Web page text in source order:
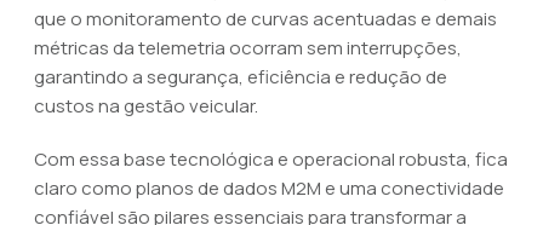
que o monitoramento de curvas acentuadas e demais
métricas da telemetria ocorram sem interrupções,
garantindo a segurança, eficiência e redução de
custos na gestão veicular.
Com essa base tecnológica e operacional robusta, fica
claro como planos de dados M2M e uma conectividade
confiável são pilares essenciais para transformar a